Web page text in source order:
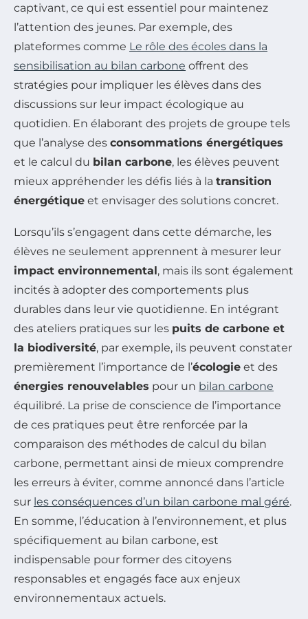
captivant, ce qui est essentiel pour maintenez
l’attention des jeunes. Par exemple, des
plateformes comme Le rôle des écoles dans la
sensibilisation au bilan carbone offrent des
stratégies pour impliquer les élèves dans des
discussions sur leur impact écologique au
quotidien. En élaborant des projets de groupe tels
que l’analyse des consommations énergétiques
et le calcul du bilan carbone, les élèves peuvent
mieux appréhender les défis liés à la transition
énergétique et envisager des solutions concret.
Lorsqu’ils s’engagent dans cette démarche, les
élèves ne seulement apprennent à mesurer leur
impact environnemental, mais ils sont également
incités à adopter des comportements plus
durables dans leur vie quotidienne. En intégrant
des ateliers pratiques sur les puits de carbone et
la biodiversité, par exemple, ils peuvent constater
premièrement l’importance de l’écologie et des
énergies renouvelables pour un bilan carbone
équilibré. La prise de conscience de l’importance
de ces pratiques peut être renforcée par la
comparaison des méthodes de calcul du bilan
carbone, permettant ainsi de mieux comprendre
les erreurs à éviter, comme annoncé dans l’article
sur les conséquences d’un bilan carbone mal géré.
En somme, l’éducation à l’environnement, et plus
spécifiquement au bilan carbone, est
indispensable pour former des citoyens
responsables et engagés face aux enjeux
environnementaux actuels.